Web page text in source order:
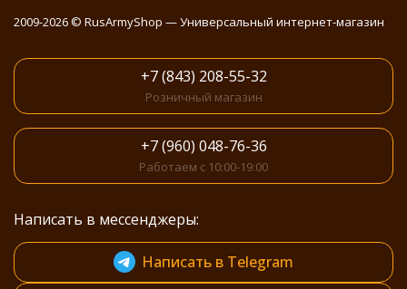
2009-2026 © RusArmyShop — Универсальный интернет-магазин
+7 (843) 208-55-32
Розничный магазин
+7 (960) 048-76-36
Работаем с 10:00-19:00
Написать в мессенджеры:
Написать в Telegram